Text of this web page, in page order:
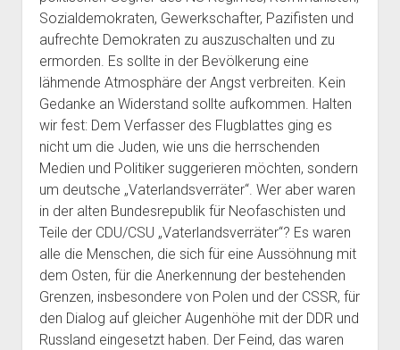
Sozialdemokraten, Gewerkschafter, Pazifisten und
aufrechte Demokraten zu auszuschalten und zu
ermorden. Es sollte in der Bevölkerung eine
lähmende Atmosphäre der Angst verbreiten. Kein
Gedanke an Widerstand sollte aufkommen. Halten
wir fest: Dem Verfasser des Flugblattes ging es
nicht um die Juden, wie uns die herrschenden
Medien und Politiker suggerieren möchten, sondern
um deutsche „Vaterlandsverräter“. Wer aber waren
in der alten Bundesrepublik für Neofaschisten und
Teile der CDU/CSU „Vaterlandsverräter“? Es waren
alle die Menschen, die sich für eine Aussöhnung mit
dem Osten, für die Anerkennung der bestehenden
Grenzen, insbesondere von Polen und der CSSR, für
den Dialog auf gleicher Augenhöhe mit der DDR und
Russland eingesetzt haben. Der Feind, das waren